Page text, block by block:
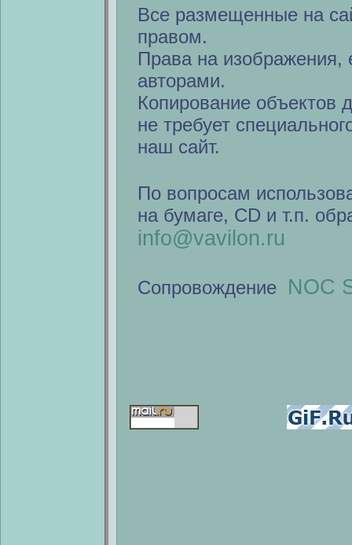
Все размещенные на
правом.
Права на изображения,
авторами.
Копирование объектов
не требует
наш сайт.
По вопросам
на бумаге, CD и т.п.
info@vavilon.ru
Сопровождение NOC